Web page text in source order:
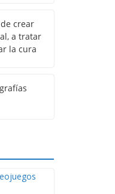
crear
a tratar
la cura